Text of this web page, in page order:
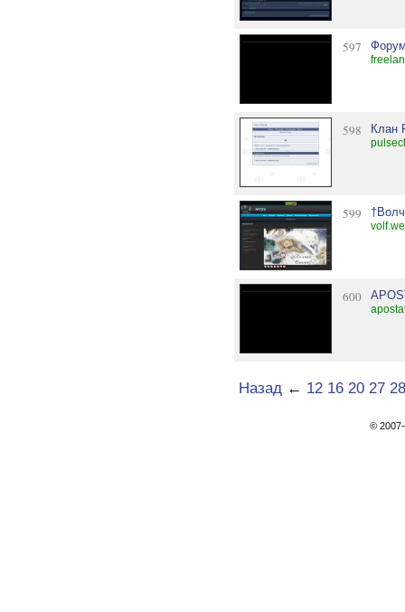
597
598 Клан
599
600
Назад← 12 16 20 27 28
©